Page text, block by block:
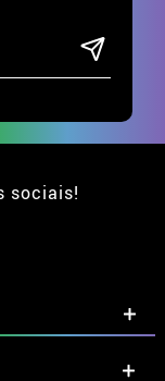
sociais!